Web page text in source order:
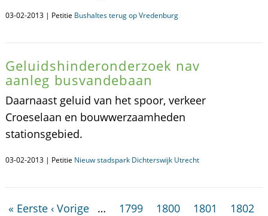
03-02-2013 | Petitie Bushaltes terug op Vredenburg
Geluidshinderonderzoek nav
aanleg busvandebaan
Daarnaast geluid van het spoor, verkeer
Croeselaan en bouwwerzaamheden
stationsgebied.
03-02-2013 | Petitie Nieuw stadspark Dichterswijk Utrecht
« Eerste ‹ Vorige … 1799 1800 1801
1802